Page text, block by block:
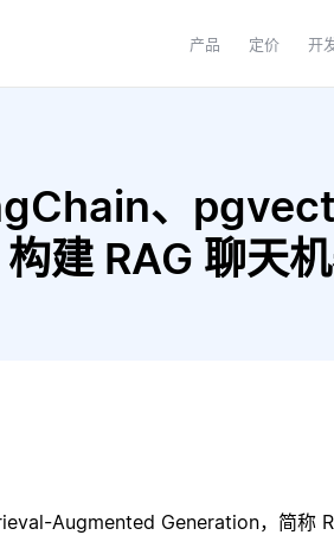
产品 定价 开
、
建 RAG 聊天
Augmented Generation，简称